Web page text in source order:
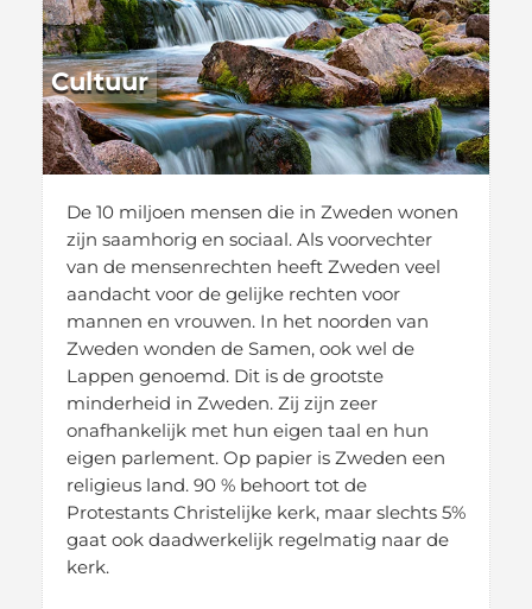
Cultuur
De 10 miljoen mensen die in Zweden wonen
zijn saamhorig en sociaal. Als voorvechter
van de mensenrechten heeft Zweden veel
aandacht voor de gelijke rechten voor
mannen en vrouwen. In het noorden van
Zweden wonden de Samen, ook wel de
Lappen genoemd. Dit is de grootste
minderheid in Zweden. Zij zijn zeer
onafhankelijk met hun eigen taal en hun
eigen parlement. Op papier is Zweden een
religieus land. 90 % behoort tot de
Protestants Christelijke kerk, maar slechts 5%
gaat ook daadwerkelijk regelmatig naar de
kerk.